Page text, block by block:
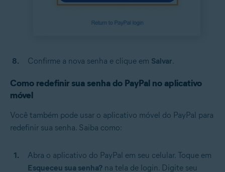
Confirme a nova senha e clique em Salvar.
Como redefinir sua senha do PayPal no aplicativo
móvel
Você também pode usar o aplicativo móvel do PayPal para
redefinir sua senha. Saiba como:
Abra o aplicativo do PayPal em seu celular. Toque em
Esqueceu sua senha? na tela de login. Digite seu